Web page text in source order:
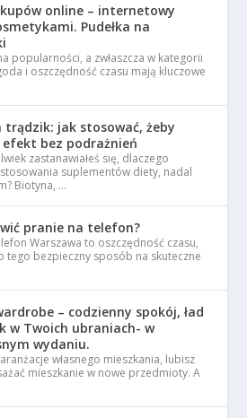
online – internetowy
Pudełka na
popularności, a zwłaszcza w kategorii
i oszczędność czasu mają kluczowe
trądzik: jak stosować, żeby
efekt bez podrażnień
zastanawiałeś się, dlaczego
suplementów diety, nadal
Biotyna, …
pranie na telefon?
Warszawa to oszczędność czasu,
tego bezpieczny sposób na skuteczne
– codzienny spokój, ład
w Twoich ubraniach- w
wydaniu.
własnego mieszkania, lubisz
mieszkanie w nowe przedmioty. A